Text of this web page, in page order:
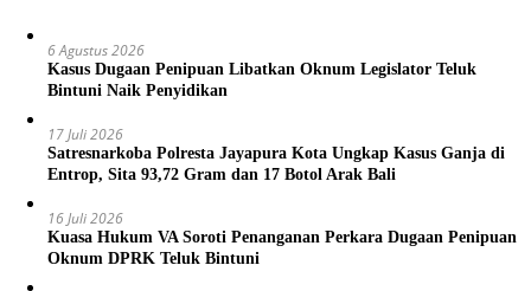
6 Agustus 2026
Kasus Dugaan Penipuan Libatkan Oknum Legislator Teluk
Bintuni Naik Penyidikan
17 Juli 2026
Satresnarkoba Polresta Jayapura Kota Ungkap Kasus Ganja di
Entrop, Sita 93,72 Gram dan 17 Botol Arak Bali
16 Juli 2026
Kuasa Hukum VA Soroti Penanganan Perkara Dugaan Penipuan
Oknum DPRK Teluk Bintuni